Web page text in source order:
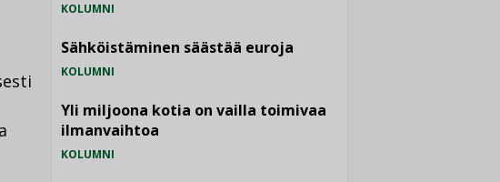
KOLUMNI
Sähköistäminen säästää euroja
KOLUMNI
Yli miljoona kotia on vailla toimivaa
ilmanvaihtoa
KOLUMNI